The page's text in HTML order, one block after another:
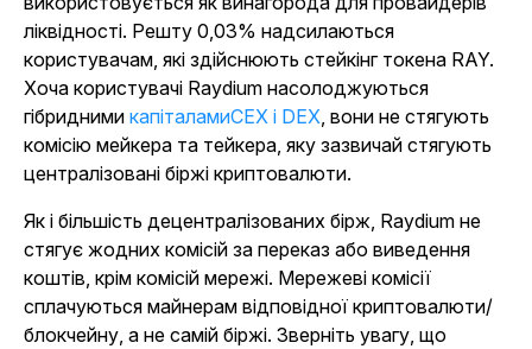
ліквідності. Решту 0,03% надсилаються
користувачам, які здійснюють стейкінг токена RAY.
Хоча користувачі Raydium насолоджуються
гібридними капіталамиCEX і DEX , вони не стягують
комісію мейкера та тейкера, яку зазвичай стягують
централізовані біржі криптовалюти.
Як і більшість децентралізованих бірж, Raydium не
стягує жодних комісій за переказ або виведення
коштів, крім комісій мережі. Мережеві комісії
сплачуються майнерам відповідної криптовалюти/
блокчейну, а не самій біржі. Зверніть увагу, що